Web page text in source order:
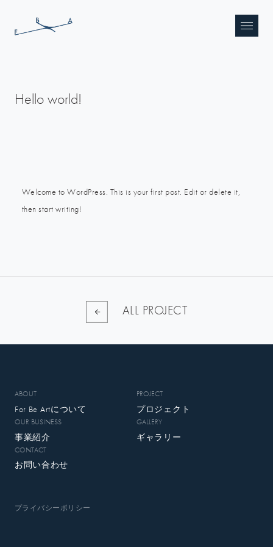
Hello world!
Welcome to WordPress. This is your first post. Edit or delete it,
then start writing!
ALL PROJECT
ABOUT
For Be Artについて
PROJECT
プロジェクト
OUR BUSINESS
事業紹介
GALLERY
ギャラリー
CONTACT
お問い合わせ
プライバシーポリシー